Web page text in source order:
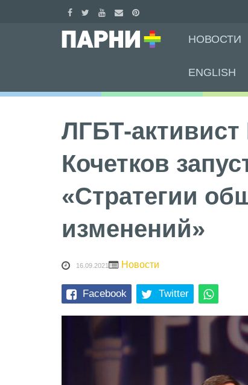
НОВОСТИ
ENGLISH
ЛГБТ-активист
Кочетков
«Стратегии
изменений»
16.09.2021 Новости
Facebook Twitter